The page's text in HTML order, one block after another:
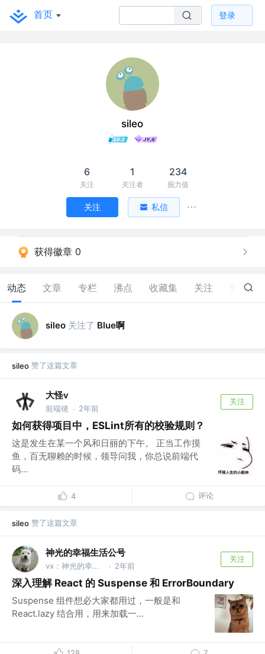
首页 登录
sileo
6
关注
1
关注者
234
掘力值
关注 私信
获得徽章 0
动态 文章 专栏 沸点 收藏集 关注 17
sileo 关注了 Blue啊
sileo 赞了这篇文章
大怪v
前端佬 · 2年前
关注
如何获得项目中，ESLint所有的校验规则？
这是发生在某一个风和日丽的下午。 正当工作摸
鱼，百无聊赖的时候，领导问我，你总说前端代
码...
4 评论
sileo 赞了这篇文章
神光的幸福生活公号
vx：神光的幸福生活 · 2年前
关注
深入理解 React 的 Suspense 和 ErrorBoundary
Suspense 组件想必大家都用过，一般是和
React.lazy 结合用，用来加载一...